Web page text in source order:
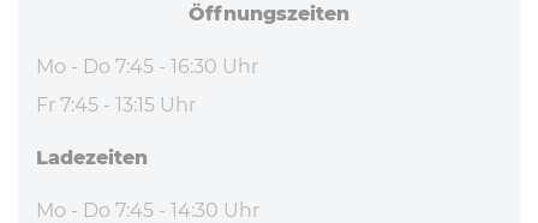
Öff­nungs­zei­ten
Mo - Do 7:45 - 16:30 Uhr
Fr 7:45 - 13:15 Uhr
La­de­zei­ten
Mo - Do 7:45 - 14:30 Uhr